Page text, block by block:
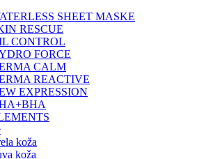
SHEET MASKE
RESCUE
CONTROL
FORCE
CALM
REACTIVE
EXPRESSION
koža
koža